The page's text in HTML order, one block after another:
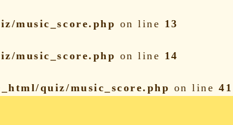
music_score.php on line 13
music_score.php on line 14
quiz/music_score.php on line41